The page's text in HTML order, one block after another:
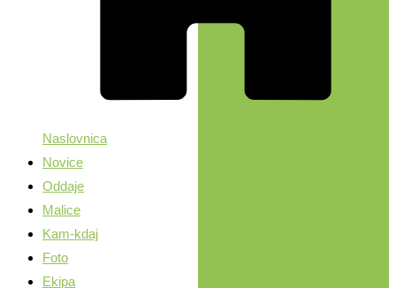
Naslovnica
Novice
Oddaje
Malice
Kam-kdaj
Foto
Ekipa